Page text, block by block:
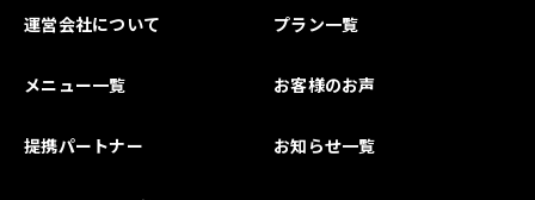
運営会社について プラン一覧
メニュー一覧 お客様のお声
提携パートナー お知らせ一覧